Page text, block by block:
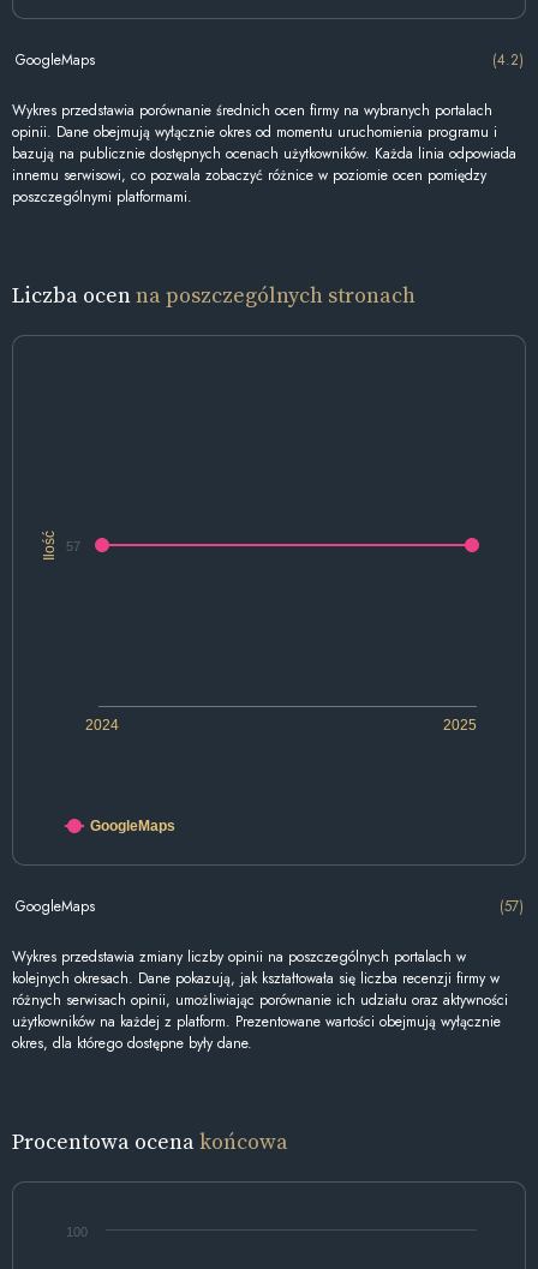
GoogleMaps (4.2)
Wykres przedstawia porównanie średnich ocen firmy na wybranych portalach
opinii. Dane obejmują wyłącznie okres od momentu uruchomienia programu i
bazują na publicznie dostępnych ocenach użytkowników. Każda linia odpowiada
innemu serwisowi, co pozwala zobaczyć różnice w poziomie ocen pomiędzy
poszczególnymi platformami.
Liczba ocenna poszczególnych stronach
Ilość
2024 2025
57
GoogleMaps
GoogleMaps (57)
Wykres przedstawia zmiany liczby opinii na poszczególnych portalach w
kolejnych okresach. Dane pokazują, jak kształtowała się liczba recenzji firmy w
różnych serwisach opinii, umożliwiając porównanie ich udziału oraz aktywności
użytkowników na każdej z platform. Prezentowane wartości obejmują wyłącznie
okres, dla którego dostępne były dane.
Procentowa ocenakońcowa
100